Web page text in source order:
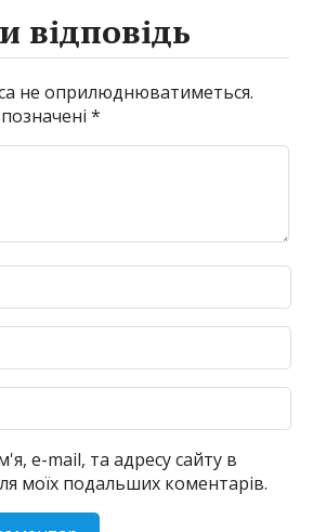
відповідь
не оприлюднюватиметься.
*
e-mail, та адресу сайту в
моїх подальших коментарів.